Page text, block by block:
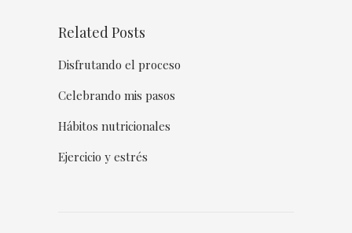
Related Posts
Disfrutando el proceso
Celebrando mis pasos
Hábitos nutricionales
Ejercicio y estrés